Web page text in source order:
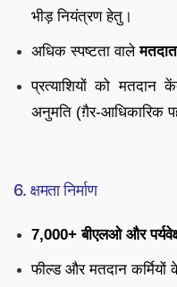
भीड़ नियंत्रण हेतु।
अधिक स्पष्टता वाले
प्रत्याशियों को
अनुमति (ग़ैर-आधिकारिक
6. क्षमता निर्माण
7,000+ बीएलओ और
फील्ड और मतदान कर्मियों